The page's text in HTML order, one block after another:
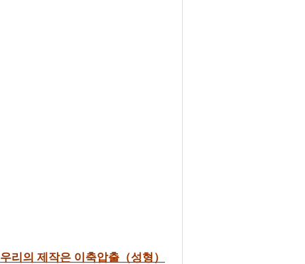
우리의 제작은 이축압출（성형）